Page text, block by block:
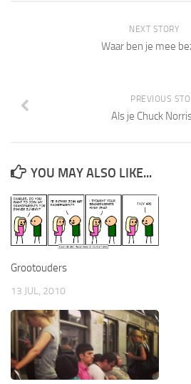
NEXT STORY
Waar ben je mee
PREVIOUS
Als je Chuck
YOU MAY ALSO LIKE...
Grootouders
13 JUL, 2010